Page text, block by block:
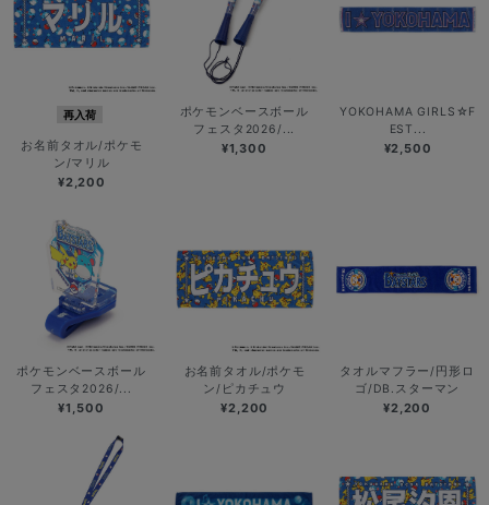
再入荷
お名前タオル/ポケモ
ン/マリル
¥2,200
ポケモンベースボール
フェスタ2026/...
¥1,300
YOKOHAMA GIRLS☆F
EST...
¥2,500
ポケモンベースボール
フェスタ2026/...
¥1,500
お名前タオル/ポケモ
ン/ピカチュウ
¥2,200
タオルマフラー/円形ロ
ゴ/DB.スターマン
¥2,200